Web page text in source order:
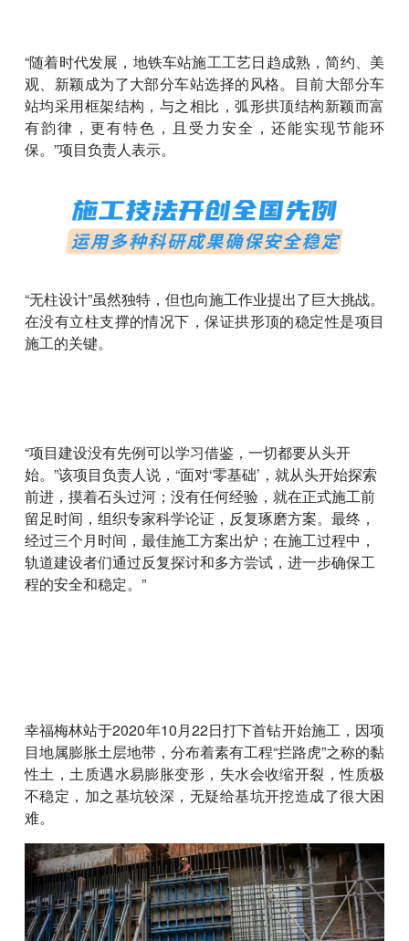
“随着时代发展，地铁车站施工工艺日趋成熟，简约、美
观、新颖成为了大部分车站选择的风格。目前大部分车
站均采用框架结构，与之相比，弧形拱顶结构新颖而富
有韵律，更有特色，且受力安全，还能实现节能环
保。”项目负责人表示。
“无柱设计”虽然独特，但也向施工作业提出了巨大挑战。
在没有立柱支撑的情况下，保证拱形顶的稳定性是项目
施工的关键。
“项目建设没有先例可以学习借鉴，一切都要从头开
始。”该项目负责人说，“面对‘零基础’，就从头开始探索
前进，摸着石头过河；没有任何经验，就在正式施工前
留足时间，组织专家科学论证，反复琢磨方案。最终，
经过三个月时间，最佳施工方案出炉；在施工过程中，
轨道建设者们通过反复探讨和多方尝试，进一步确保工
程的安全和稳定。”
幸福梅林站于2020年10月22日打下首钻开始施工，因项
目地属膨胀土层地带，分布着素有工程“拦路虎”之称的黏
性土，土质遇水易膨胀变形，失水会收缩开裂，性质极
不稳定，加之基坑较深，无疑给基坑开挖造成了很大困
难。